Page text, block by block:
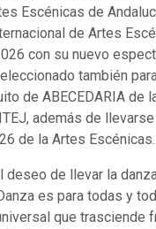
Escénicas de
de Artes
con su nuevo
también
de ABECEDARIA de
además de
de la Artes Escénicas.
deseo de llevar la
es para todas y
que trasciende